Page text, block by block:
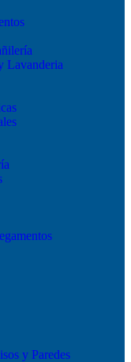
Lavanderia
y Paredes